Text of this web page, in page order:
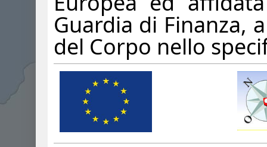
Guardia di Finanza,
del Corpo nello